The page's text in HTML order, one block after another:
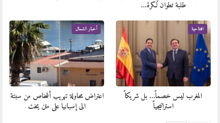
طلبة تطوان لكرة…
افتتاحية
المغرب ليس خصماً… بل شريكاً
استراتيجياً
أخبار الشمال
اعتراض محاولة تهريب أشخاص من سبتة
الى إسبانيا على متن يخت